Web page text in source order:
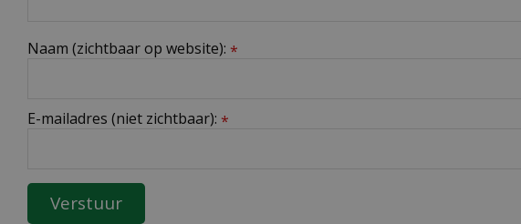
Naam (zichtbaar op website): *
E-mailadres (niet zichtbaar): *